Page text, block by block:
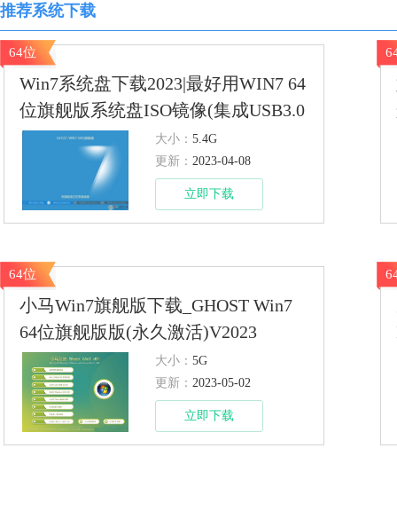
推荐系统下载
64位
Win7系统盘下载2023|最好用WIN7 64
位旗舰版系统盘ISO镜像(集成USB3.0
驱动)
大小： 5.4G
更新： 2023-04-08
立即下载
64位
小马Win7旗舰版下载_GHOST Win7
64位旗舰版版(永久激活)V2023
大小： 5G
更新： 2023-05-02
立即下载